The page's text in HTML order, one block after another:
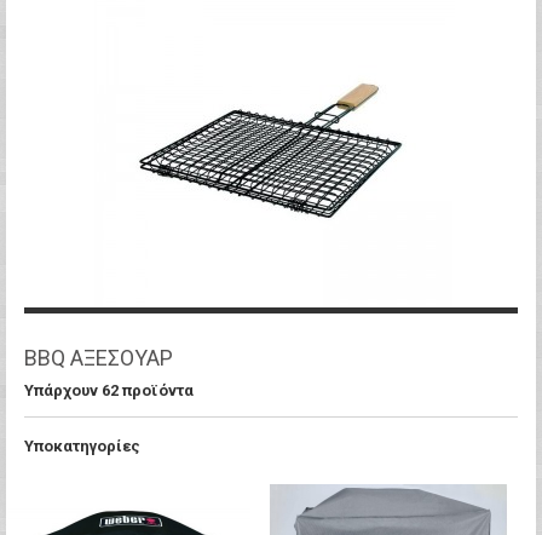
BBQ ΑΞΕΣΟΥΑΡ
Υπάρχουν 62 προϊόντα
Υποκατηγορίες